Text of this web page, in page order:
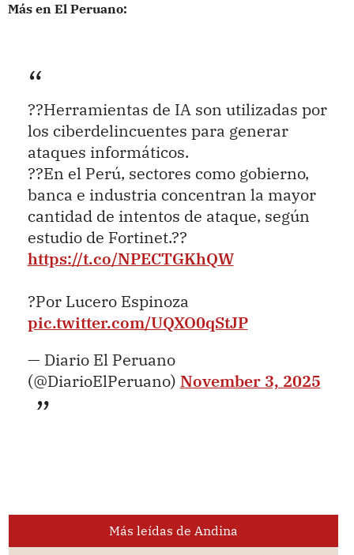
Más en El Peruano:
??Herramientas de IA son utilizadas por
los ciberdelincuentes para generar
ataques informáticos.
??En el Perú, sectores como gobierno,
banca e industria concentran la mayor
cantidad de intentos de ataque, según
estudio de Fortinet.??
https://t.co/NPECTGKhQW
?Por Lucero Espinoza
pic.twitter.com/UQXO0qStJP
— Diario El Peruano
(@DiarioElPeruano) November 3, 2025
Más leídas de Andina